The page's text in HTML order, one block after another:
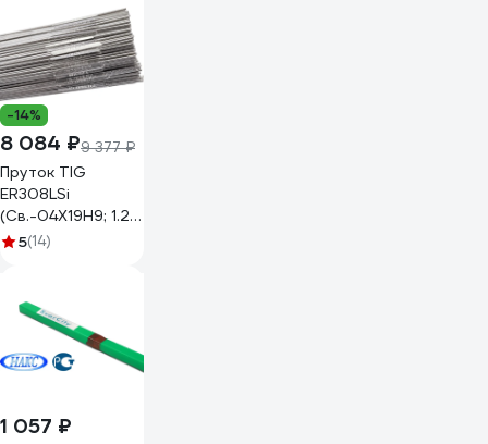
-14%
8 084 ₽9 377 ₽
Пруток TIG
ER308LSi
(Св.-04Х19Н9; 1.2
мм; 5 кг; длина 1 м)
5(14)
1 057 ₽